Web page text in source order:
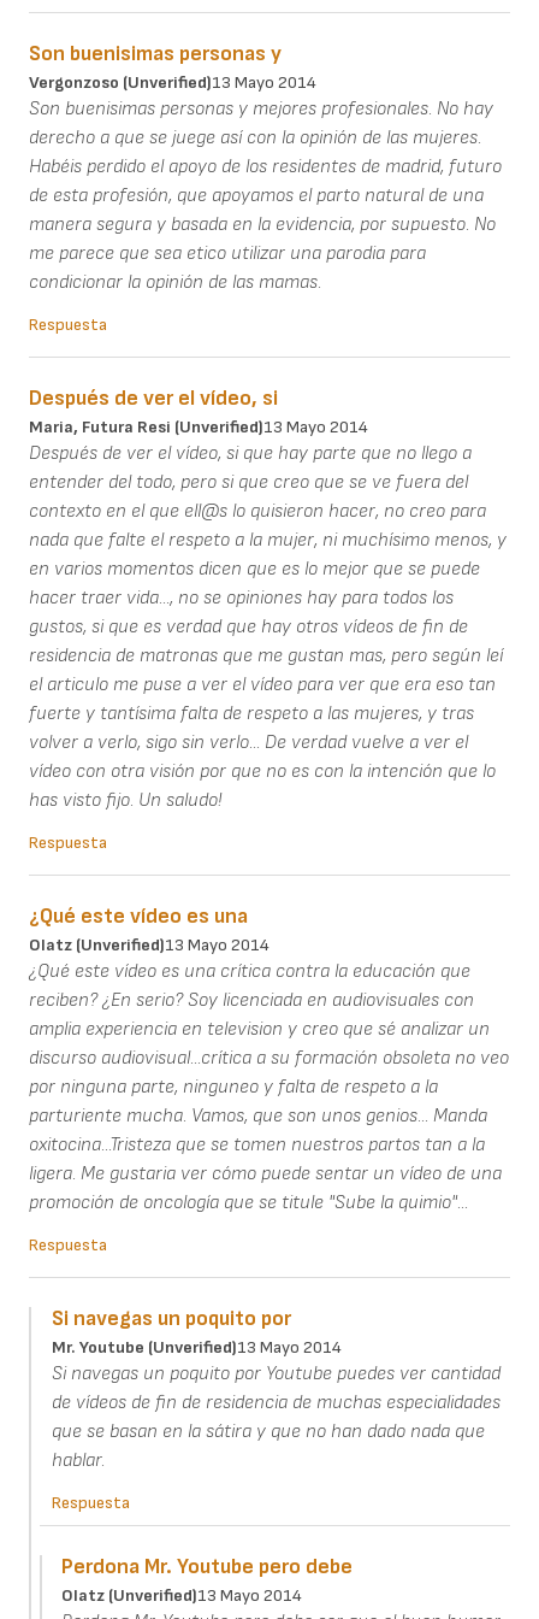
Son buenisimas personas y
Vergonzoso (unverified)13 Mayo 2014
Son buenisimas personas y mejores profesionales. No hay
derecho a que se juege así con la opinión de las mujeres.
Habéis perdido el apoyo de los residentes de madrid, futuro
de esta profesión, que apoyamos el parto natural de una
manera segura y basada en la evidencia, por supuesto. No
me parece que sea etico utilizar una parodia para
condicionar la opinión de las mamas.
Respuesta
Después de ver el vídeo, si
Maria, Futura Resi (unverified)13 Mayo 2014
Después de ver el vídeo, si que hay parte que no llego a
entender del todo, pero si que creo que se ve fuera del
contexto en el que ell@s lo quisieron hacer, no creo para
nada que falte el respeto a la mujer, ni muchísimo menos, y
en varios momentos dicen que es lo mejor que se puede
hacer traer vida..., no se opiniones hay para todos los
gustos, si que es verdad que hay otros vídeos de fin de
residencia de matronas que me gustan mas, pero según leí
el articulo me puse a ver el vídeo para ver que era eso tan
fuerte y tantísima falta de respeto a las mujeres, y tras
volver a verlo, sigo sin verlo... De verdad vuelve a ver el
vídeo con otra visión por que no es con la intención que lo
has visto fijo. Un saludo!
Respuesta
¿Qué este vídeo es una
Olatz (unverified)13 Mayo 2014
¿Qué este vídeo es una crítica contra la educación que
reciben? ¿En serio? Soy licenciada en audiovisuales con
amplia experiencia en television y creo que sé analizar un
discurso audiovisual...crítica a su formación obsoleta no veo
por ninguna parte, ninguneo y falta de respeto a la
parturiente mucha. Vamos, que son unos genios... Manda
oxitocina...Tristeza que se tomen nuestros partos tan a la
ligera. Me gustaria ver cómo puede sentar un vídeo de una
promoción de oncología que se titule "Sube la quimio"...
Respuesta
Si navegas un poquito por
Mr. Youtube (unverified)13 Mayo 2014
Si navegas un poquito por Youtube puedes ver cantidad
de vídeos de fin de residencia de muchas especialidades
que se basan en la sátira y que no han dado nada que
hablar.
Respuesta
Perdona Mr. Youtube pero debe
Olatz (unverified)13 Mayo 2014